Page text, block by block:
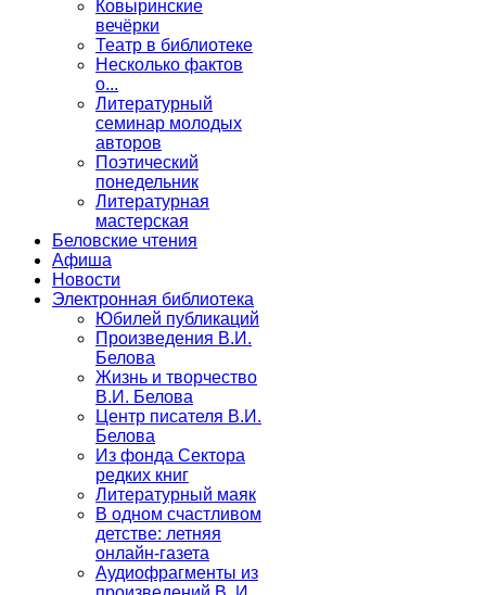
Ковыринские
вечёрки
Театр в библиотеке
Несколько фактов
о...
Литературный
семинар молодых
авторов
Поэтический
понедельник
Литературная
мастерская
Беловские чтения
Афиша
Новости
Электронная библиотека
Юбилей публикаций
Произведения В.И.
Белова
Жизнь и творчество
В.И. Белова
Центр писателя В.И.
Белова
Из фонда Сектора
редких книг
Литературный маяк
В одном счастливом
детстве: летняя
онлайн-газета
Аудиофрагменты из